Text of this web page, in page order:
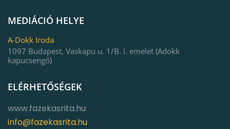
ELÉRHETŐSÉGEK
www.fazekasrita.hu
info@fazekasrita.hu
MEDIÁCIÓ HELYE
A-Dokk Iroda
1097 Budapest, Vaskapu u. 1/B. I. emelet (Adokk
kapucsengő)